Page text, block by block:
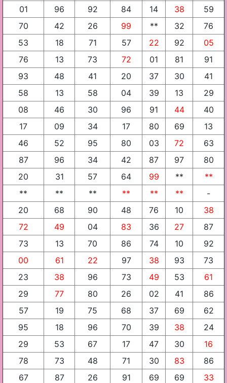
01
96 92 84 14 38
59
70
42 26 99 ** 32
76
53
18 71 57 22 92
05
76
13 73 72 01 81
91
93
48 41 20 37 30
41
58
13 58 04 39 13
29
08
46 30 96 91 44
40
17
09 34 17 80 69
13
46
52 95 80 03 72
63
87
96 34 42 87 97
80
20
31 57 64 99 **
**
**
** ** ** ** **
-
20
68 90 48 76 10
38
72
49 04 83 36 27
87
73
13 70 86 74 10
92
00
61 22 97 38 93
73
23
38 96 73 49 53
61
29
77 80 26 02 41
86
57
19 75 68 37 69
62
95
18 96 70 39 38
24
29
53 67 17 47 30
16
78
73 48 71 30 83
86
67
87 26 91 69 69
33